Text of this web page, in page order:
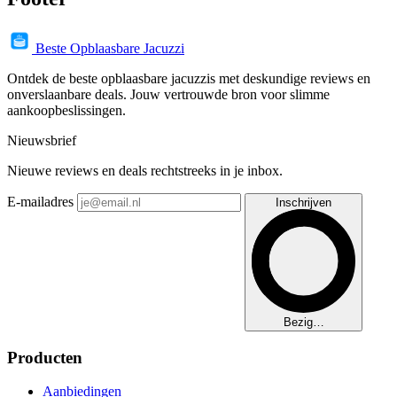
Beste Opblaasbare Jacuzzi
Ontdek de beste opblaasbare jacuzzis met deskundige reviews en
onverslaanbare deals. Jouw vertrouwde bron voor slimme
aankoopbeslissingen.
Nieuwsbrief
Nieuwe reviews en deals rechtstreeks in je inbox.
E-mailadres Inschrijven
Bezig…
Producten
Aanbiedingen